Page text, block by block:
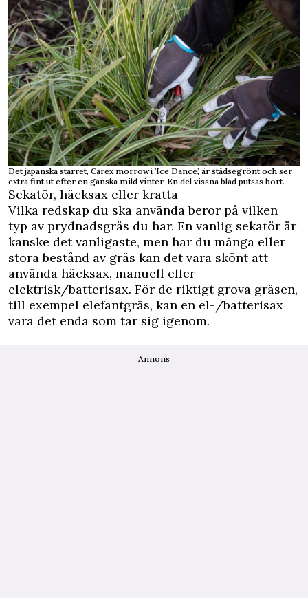
Det japanska starret, Carex morrowi ’Ice Dance’, är städsegrönt och ser
extra fint ut efter en ganska mild vinter. En del vissna blad putsas bort.
Sekatör, häcksax eller kratta
Vilka redskap du ska använda beror på vilken
typ av prydnadsgräs du har. En vanlig sekatör är
kanske det vanligaste, men har du många eller
stora bestånd av gräs kan det vara skönt att
använda häcksax, manuell eller
elektrisk/batterisax. För de riktigt grova gräsen,
till exempel elefantgräs, kan en el-/batterisax
vara det enda som tar sig igenom.
Annons